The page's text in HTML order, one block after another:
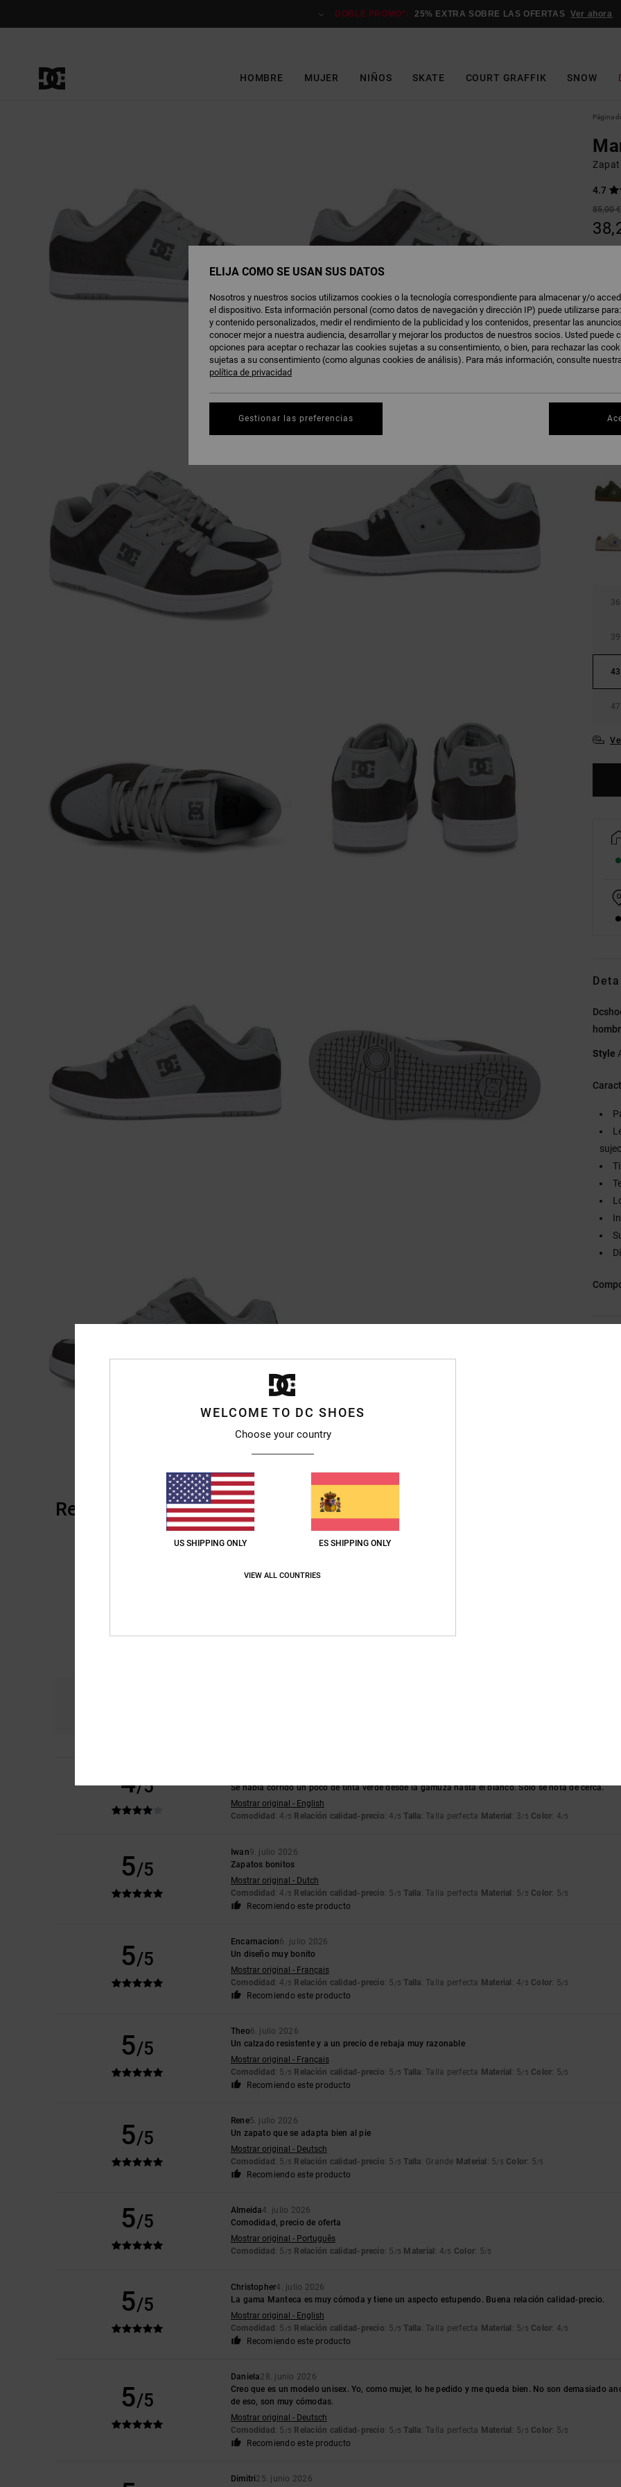
DOBLE PROMO*: 25% EXTRA SOBRE LAS OFERTAS Ver ahora
HOMBRE MUJER NIÑOS SKATE COURT GRAFFIK SNOW
Página
4.7
85,00 €
Color
36
39
43
47
Style
Reseñas de los clientes
4/5
Se había corrido un poco de tinta verde desde la gamuza hasta el blanco. Solo se nota de cerca.
Mostrar original - English
Comodidad : 4 /5 Relación calidad-precio: 4 /5 Talla: Talla perfecta Material : 3/5 Color: 4/5
5/5
Iwan9. julio 2026
Zapatos bonitos
Mostrar original - Dutch
Comodidad : 4 /5 Relación calidad-precio: 5 /5 Talla: Talla perfecta Material : 5/5 Color: 5/5
Recomiendo este producto
5/5
Encarnacion6. julio 2026
Un diseño muy bonito
Mostrar original - Français
Comodidad : 4 /5 Relación calidad-precio: 5 /5 Talla: Talla perfecta Material : 4/5 Color: 5/5
Recomiendo este producto
5/5
Theo6. julio 2026
Un calzado resistente y a un precio de rebaja muy razonable
Mostrar original - Français
Comodidad : 5 /5 Relación calidad-precio: 5 /5 Talla: Talla perfecta Material : 5/5 Color: 5/5
Recomiendo este producto
5/5
Rene5. julio 2026
Un zapato que se adapta bien al pie
Mostrar original - Deutsch
Comodidad : 5 /5 Relación calidad-precio: 5 /5 Talla: Grande Material : 5/5 Color: 5/5
Recomiendo este producto
5/5
Almeida4. julio 2026
Comodidad, precio de oferta
Mostrar original - Português
Comodidad : 5 /5 Relación calidad-precio: 5 /5 Material : 4/5 Color: 5/5
5/5
Christopher4. julio 2026
La gama Manteca es muy cómoda y tiene un aspecto estupendo. Buena relación calidad-precio.
Mostrar original - English
Comodidad : 5 /5 Relación calidad-precio: 5 /5 Talla: Talla perfecta Material : 5/5 Color: 4/5
Recomiendo este producto
5/5
Daniela28. junio 2026
Creo que es un modelo unisex. Yo, como mujer, lo he pedido y me queda bien. No son demasiado
de eso, son muy cómodas.
Mostrar original - Deutsch
Comodidad : 5 /5 Relación calidad-precio: 5 /5 Talla: Talla perfecta Material : 5/5 Color: 5/5
Recomiendo este producto
Dimitri25. junio 2026
WELCOME TO DC SHOES
Choose your country
US SHIPPING ONLY ES SHIPPING ONLY
VIEW ALL COUNTRIES
ELIJA CÓMO SE USAN SUS DATOS
Nosotros y nuestros socios utilizamos cookies o la tecnología correspondiente para almacenar y/o
el dispositivo. Esta información personal (como datos de navegación y dirección IP) puede utilizarse
y contenido personalizados, medir el rendimiento de la publicidad y los contenidos, presentar las
conocer mejor a nuestra audiencia, desarrollar y mejorar los productos de nuestros socios. Usted puede
opciones para aceptar o rechazar las cookies sujetas a su consentimiento, o bien, para rechazar las
sujetas a su consentimiento (como algunas cookies de análisis). Para más información, consulte
política de privacidad
Gestionar las preferencias